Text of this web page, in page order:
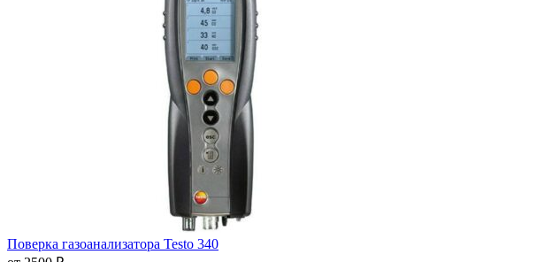
Поверка газоанализатора Testo 340